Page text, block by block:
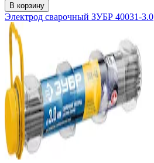
В корзину
Электрод сварочный ЗУБР 40031-3.0